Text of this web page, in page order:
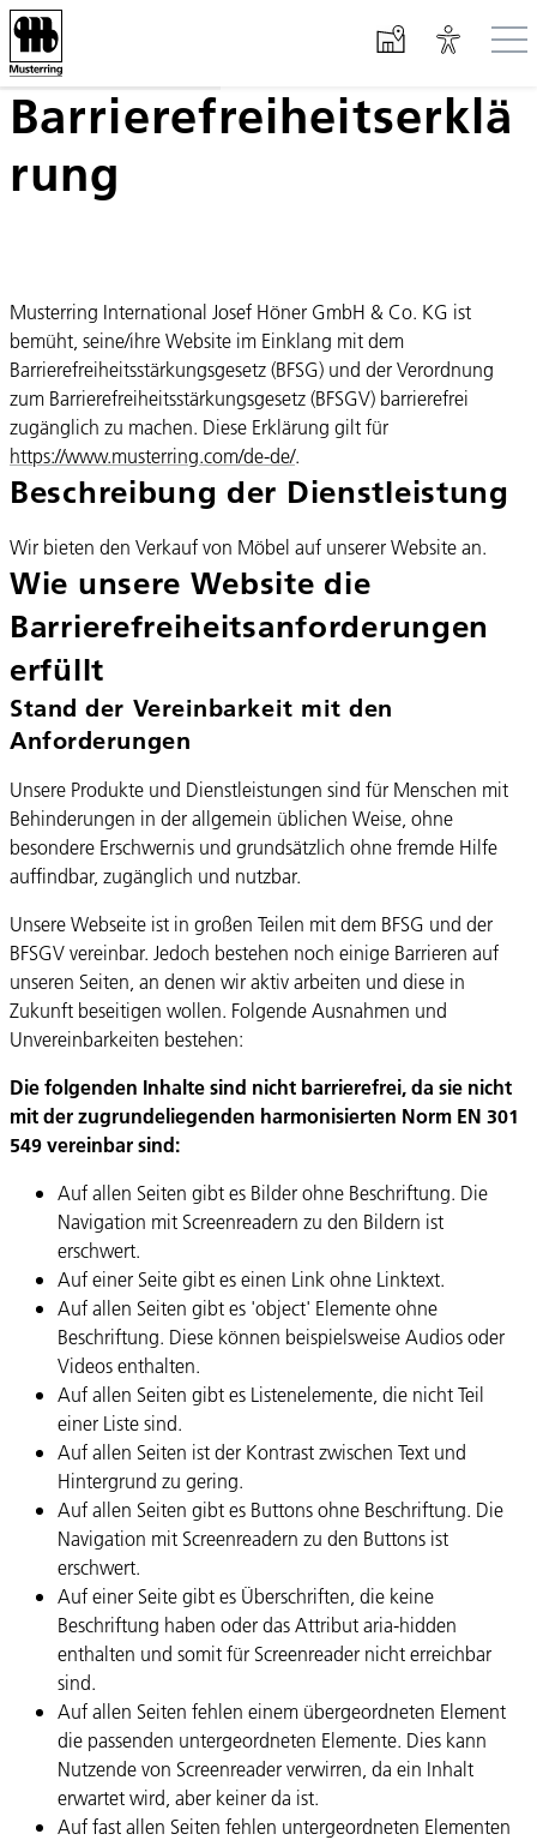
Zum Hauptinhalt springen
Barrierefreiheitserklä
rung
Musterring International Josef Höner GmbH & Co. KG ist
bemüht, seine/ihre Website im Einklang mit dem
Barrierefreiheitsstärkungsgesetz (BFSG) und der Verordnung
zum Barrierefreiheitsstärkungsgesetz (BFSGV) barrierefrei
zugänglich zu machen. Diese Erklärung gilt für
https://www.musterring.com/de-de/.
Beschreibung der Dienstleistung
Wir bieten den Verkauf von Möbel auf unserer Website an.
Wie unsere Website die
Barrierefreiheits­anforderungen
erfüllt
Stand der Vereinbarkeit mit den
Anforderungen
Unsere Produkte und Dienstleistungen sind für Menschen mit
Behinderungen in der allgemein üblichen Weise, ohne
besondere Erschwernis und grundsätzlich ohne fremde Hilfe
auffindbar, zugänglich und nutzbar.
Unsere Webseite ist in großen Teilen mit dem BFSG und der
BFSGV vereinbar. Jedoch bestehen noch einige Barrieren auf
unseren Seiten, an denen wir aktiv arbeiten und diese in
Zukunft beseitigen wollen. Folgende Ausnahmen und
Unvereinbarkeiten bestehen:
Die folgenden Inhalte sind nicht barrierefrei, da sie nicht
mit der zugrundeliegenden harmonisierten Norm EN 301
549 vereinbar sind:
Auf allen Seiten gibt es Bilder ohne Beschriftung. Die
Navigation mit Screenreadern zu den Bildern ist
erschwert.
Auf einer Seite gibt es einen Link ohne Linktext.
Auf allen Seiten gibt es 'object' Elemente ohne
Beschriftung. Diese können beispielsweise Audios oder
Videos enthalten.
Auf allen Seiten gibt es Listenelemente, die nicht Teil
einer Liste sind.
Auf allen Seiten ist der Kontrast zwischen Text und
Hintergrund zu gering.
Auf allen Seiten gibt es Buttons ohne Beschriftung. Die
Navigation mit Screenreadern zu den Buttons ist
erschwert.
Auf einer Seite gibt es Überschriften, die keine
Beschriftung haben oder das Attribut aria-hidden
enthalten und somit für Screenreader nicht erreichbar
sind.
Auf allen Seiten fehlen einem übergeordneten Element
die passenden untergeordneten Elemente. Dies kann
Nutzende von Screenreader verwirren, da ein Inhalt
erwartet wird, aber keiner da ist.
Auf fast allen Seiten fehlen untergeordneten Elementen